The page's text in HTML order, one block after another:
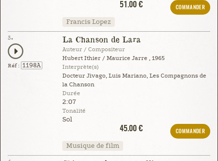
51.00 €
COMMANDER
Francis Lopez
3.
Réf : 1198A
La Chanson de Lara
Auteur / Compositeur
Hubert Ithier / Maurice Jarre , 1965
Interprète(s)
Docteur Jivago, Luis Mariano, Les Compagnons de
la Chanson
Durée
2:07
Tonalité
Sol
45.00 €
COMMANDER
Musique de film